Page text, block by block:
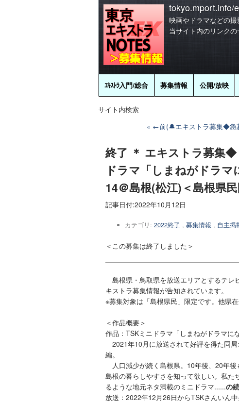
tokyo.mport.info/
映画やドラマなどの
当サイト内のリンク
ｴｷｽﾄﾗ入門/総合 募集情報 公開/放映
サイト内検索
←前(🔔エキストラ募集◆急
終了 ＊ エキストラ募集
ドラマ「しまねがドラ
14＠島根(松江)＜島根県
記事日付:2022年10月12日
カテゴリ: 2022終了 , 募集情報 , 自主掲
＜この募集は終了しました＞
島根県・鳥取県を放送エリアとするテレ
キストラ募集情報が告知されています。
※募集対象は「島根県民」限定です。他県在
＜作品概要＞
作品：TSKミニドラマ「しまねがドラマに
2021年10月に放送されて好評を得た同
編。
人口減少が続く島根県。10年後、20年
島根の暮らしやすさを知って欲しい。私た
るような地元ネタ満載のミニドラマ......の
放送：2022年12月26日からTSKさんいん